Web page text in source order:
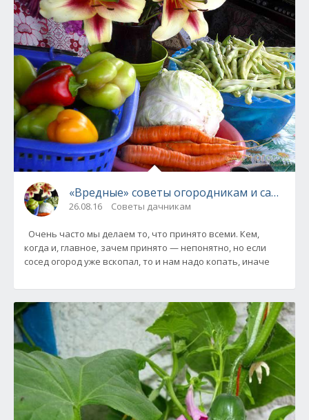
«Вредные» советы огородникам и
26.08.16 Советы дачникам
Очень часто мы делаем то, что принято всеми. Кем,
когда и, главное, зачем принято — непонятно, но если
сосед огород уже вскопал, то и нам надо копать, иначе